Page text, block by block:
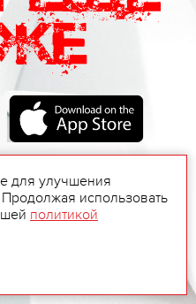
для улучшения
использовать
политикой